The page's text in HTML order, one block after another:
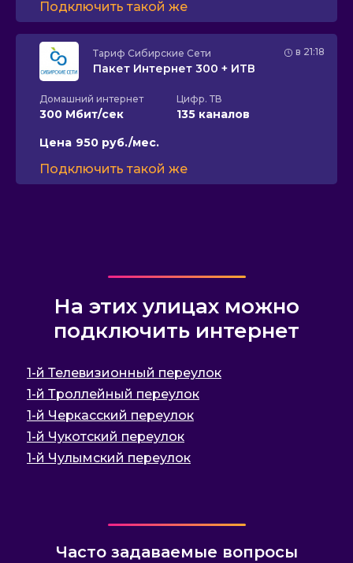
Подключить такой же
в 21:18
Тариф Сибирские Сети
Пакет Интернет 300 + ИТВ
Домашний интернет
300 Мбит/сек
Цифр. ТВ
135 каналов
Цена 950 руб./мес.
Подключить такой же
На этих улицах можно
подключить интернет
1-й Телевизионный переулок
1-й Троллейный переулок
1-й Черкасский переулок
1-й Чукотский переулок
1-й Чулымский переулок
Часто задаваемые вопросы